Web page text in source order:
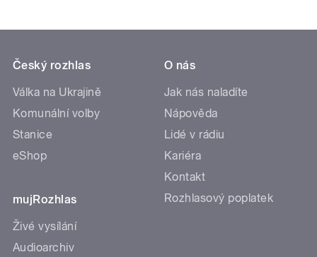
Český rozhlas
Válka na Ukrajině
Komunální volby
Stanice
eShop
mujRozhlas
Živé vysílání
Audioarchiv
O nás
Jak nás naladíte
Nápověda
Lidé v rádiu
Kariéra
Kontakt
Rozhlasový poplatek